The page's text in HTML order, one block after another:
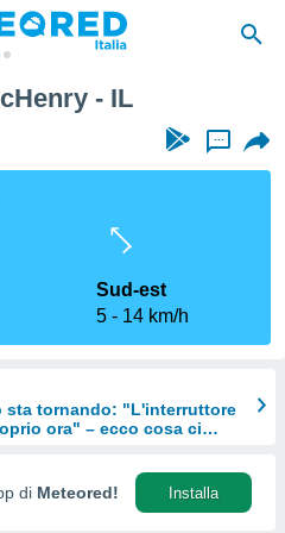
- IL
...
Sud-est
5
14 km/h
sta tornando: "L'interruttore
ora" – ecco cosa ci
di Meteored! Installa